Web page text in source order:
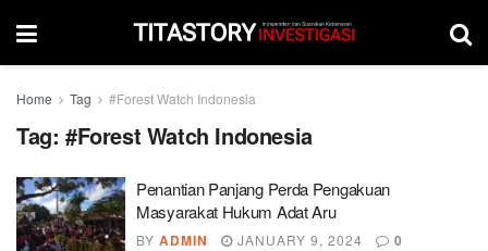
Home Tag #Forest Watch Indonesia
Tag: #Forest Watch Indonesia
Penantian Panjang Perda Pengakuan
Masyarakat Hukum Adat Aru
BY ADMIN JANUARY 9, 2024 0